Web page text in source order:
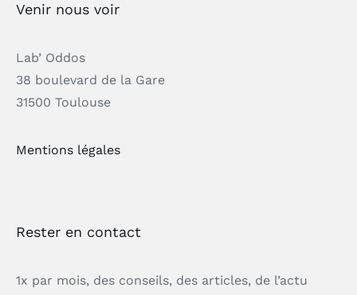
Venir nous voir
Lab’ Oddos
38 boulevard de la Gare
31500 Toulouse
Mentions légales
Rester en contact
1x par mois, des conseils, des articles, de l’actu